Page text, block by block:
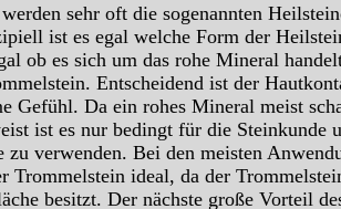
sehr oft die sogenannten
ist es egal welche Form der
ob es sich um das rohe Mineral
Entscheidend ist der
Gefühl. Da ein rohes Mineral meist
ist es nur bedingt für die Steinkunde
zu verwenden. Bei den meisten
Trommelstein ideal, da der
besitzt. Der nächste große Vorteil